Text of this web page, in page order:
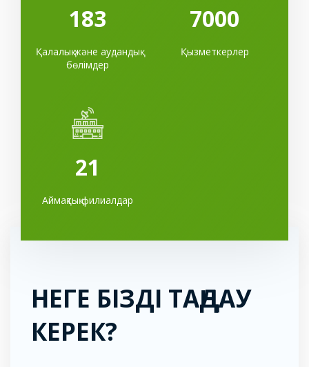
183
Қалалық және аудандық
бөлімдер
7000
Қызметкерлер
21
Аймақтық филиалдар
НЕГЕ БІЗДІ ТАҢДАУ
КЕРЕК?